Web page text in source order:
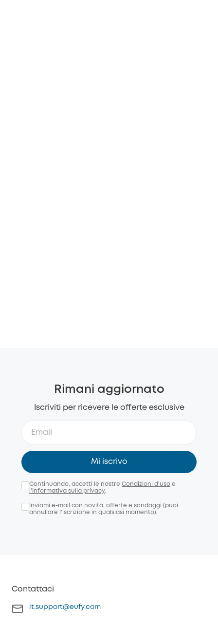
Rimani aggiornato
Iscriviti per ricevere le offerte esclusive
Mi iscrivo
Continuando, accetti le nostre Condizioni d'uso e
l'Informativa sulla privacy.
Inviami e-mail con novità, offerte e sondaggi (puoi
annullare l’iscrizione in qualsiasi momento).
Contattaci
it.support@eufy.com